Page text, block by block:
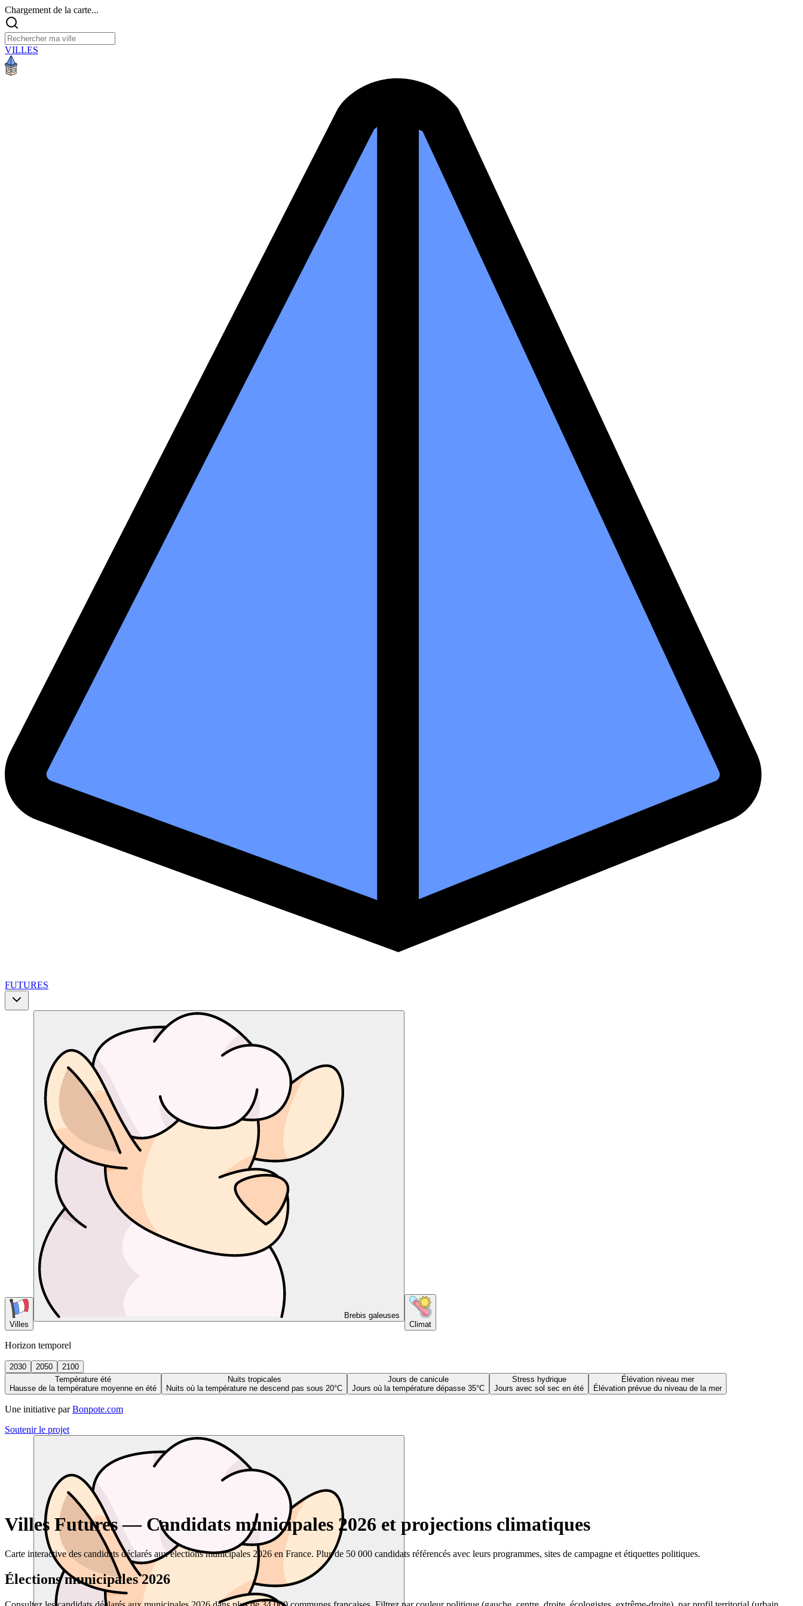
Chargement de la carte...
VILLES
FUTURES
Villes
Brebis galeuses
Climat
Horizon temporel
2030 2050
2100
Température été
Hausse de la température moyenne en été
Nuits tropicales
Nuits où la température ne descend pas sous 20°C
Jours de canicule
Jours où la température dépasse 35°C
Stress hydrique
Jours avec sol sec en été
Élévation niveau mer
Élévation prévue du niveau de la mer
Une initiative par Bonpote.com
Soutenir le projet
Villes Futures — Candidats municipales 2026 et projections climatiques
Carte interactive des candidats déclarés aux élections municipales 2026 en France. Plus de 50 000 candidats référencés avec leurs programmes, sites de campagne et étiquettes politiques.
Élections municipales 2026